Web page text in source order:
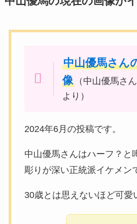
中山優馬さん
像（中山優馬さ
より）
2024年6月の投稿です。
中山優馬さんはハーフ？と
彫りが深い正統派イケメン
30歳とは思えないほど可愛